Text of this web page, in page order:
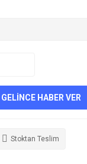
GELİNCE HABER VER
Stoktan Teslim